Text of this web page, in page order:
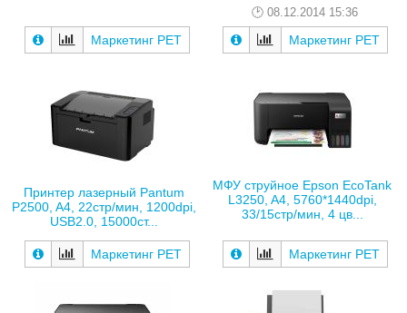
Маркетинг РЕТ
08.12.2014 15:36
Маркетинг РЕТ
Принтер лазерный Pantum
P2500, A4, 22стр/мин, 1200dpi,
USB2.0, 15000ст...
Маркетинг РЕТ
МФУ струйное Epson EcoTank
L3250, A4, 5760*1440dpi,
33/15стр/мин, 4 цв...
Маркетинг РЕТ